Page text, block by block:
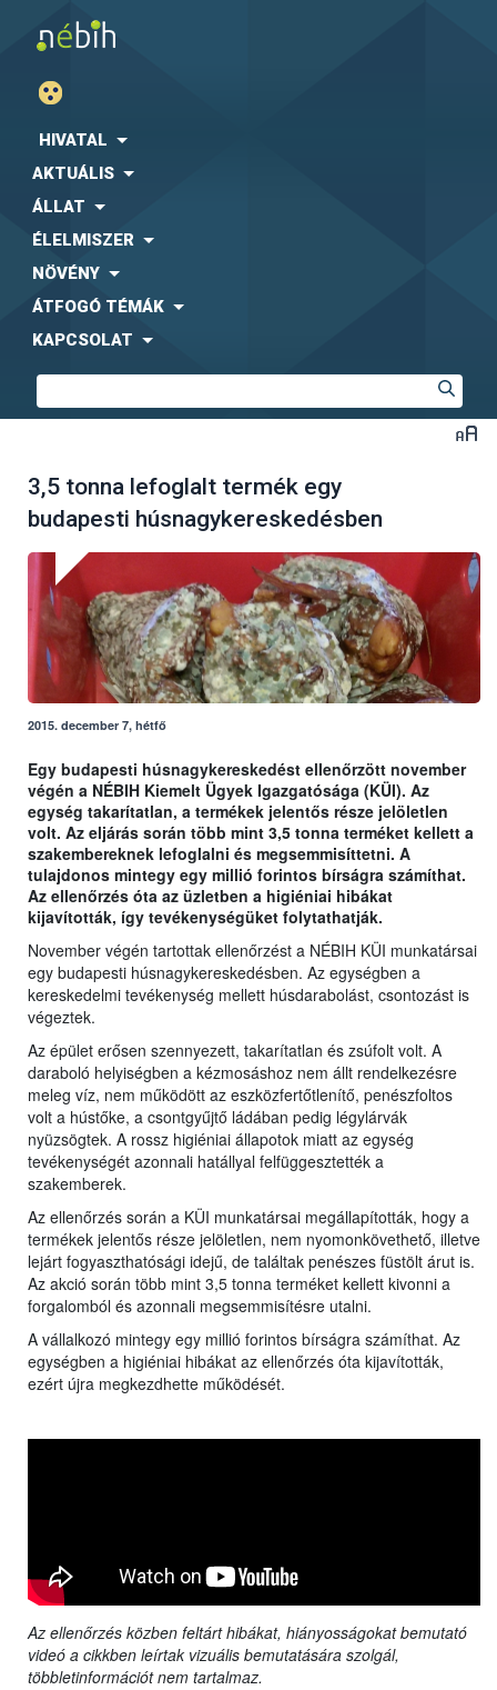
HIVATAL
AKTUÁLIS
ÁLLAT
ÉLELMISZER
NÖVÉNY
ÁTFOGÓ TÉMÁK
KAPCSOLAT
3,5 tonna lefoglalt termék egy
budapesti húsnagykereskedésben
2015. december 7, hétfő
Egy budapesti húsnagykereskedést ellenőrzött november
végén a NÉBIH Kiemelt Ügyek Igazgatósága (KÜI). Az
egység takarítatlan, a termékek jelentős része jelöletlen
volt. Az eljárás során több mint 3,5 tonna terméket kellett a
szakembereknek lefoglalni és megsemmisíttetni. A
tulajdonos mintegy egy millió forintos bírságra számíthat.
Az ellenőrzés óta az üzletben a higiéniai hibákat
kijavították, így tevékenységüket folytathatják.
November végén tartottak ellenőrzést a NÉBIH KÜI munkatársai
egy budapesti húsnagykereskedésben. Az egységben a
kereskedelmi tevékenység mellett húsdarabolást, csontozást is
végeztek.
Az épület erősen szennyezett, takarítatlan és zsúfolt volt. A
daraboló helyiségben a kézmosáshoz nem állt rendelkezésre
meleg víz, nem működött az eszközfertőtlenítő, penészfoltos
volt a hústőke, a csontgyűjtő ládában pedig légylárvák
nyüzsögtek. A rossz higiéniai állapotok miatt az egység
tevékenységét azonnali hatállyal felfüggesztették a
szakemberek.
Az ellenőrzés során a KÜI munkatársai megállapították, hogy a
termékek jelentős része jelöletlen, nem nyomonkövethető, illetve
lejárt fogyaszthatósági idejű, de találtak penészes füstölt árut is.
Az akció során több mint 3,5 tonna terméket kellett kivonni a
forgalomból és azonnali megsemmisítésre utalni.
A vállalkozó mintegy egy millió forintos bírságra számíthat. Az
egységben a higiéniai hibákat az ellenőrzés óta kijavították,
ezért újra megkezdhette működését.
Az ellenőrzés közben feltárt hibákat, hiányosságokat bemutató
videó a cikkben leírtak vizuális bemutatására szolgál,
többletinformációt nem tartalmaz.